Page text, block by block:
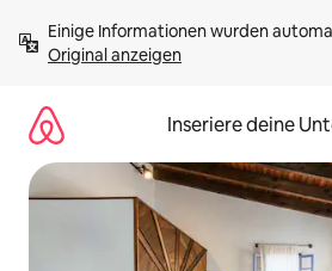
Inhalten
springenOriginal anzeigen
Inseriere deine